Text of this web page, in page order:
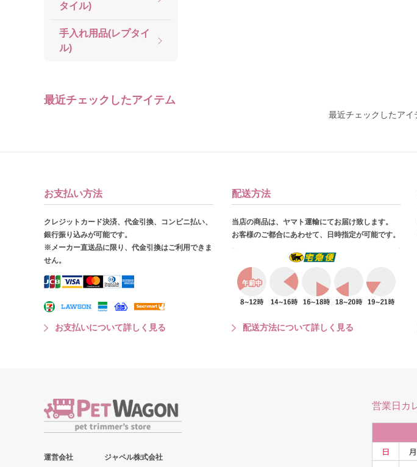
タイル)
手入れ用品(レプタイ
ル)
最近チェックしたアイテム
最近チェックしたアイ
お支払い方法
クレジットカード決済、代金引換、コンビニ払い、
銀行振り込みが可能です。
※メーカー直送品に限り、代金引換はご利用できま
せん。
お支払いについて詳しく見る
配送方法
当店の商品は、ヤマト運輸にてお届け致します。
お客様のご都合にあわせて、日時指定が可能です。
配送方法について詳しく見る
運営会社 ジャペル株式会社
営業日カ
日 月